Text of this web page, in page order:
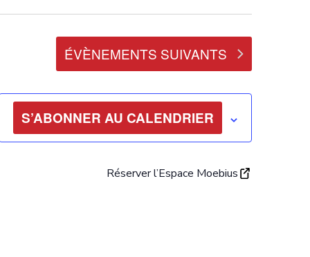
ÉVÈNEMENTS SUIVANTS
S’ABONNER AU CALENDRIER
Réserver l’Espace Moebius